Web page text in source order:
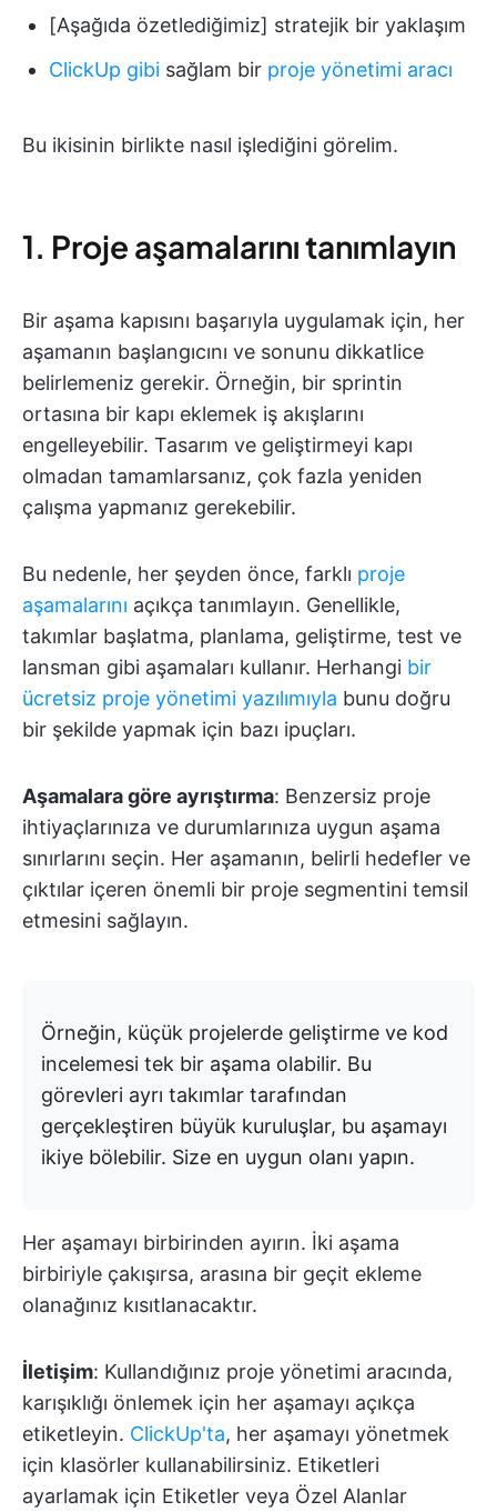
[Aşağıda özetlediğimiz] stratejik bir yaklaşım
ClickUp gibi sağlam bir proje yönetimi aracı
Bu ikisinin birlikte nasıl işlediğini görelim.
1. Proje aşamalarını tanımlayın
Bir aşama kapısını başarıyla uygulamak için, her
aşamanın başlangıcını ve sonunu dikkatlice
belirlemeniz gerekir. Örneğin, bir sprintin
ortasına bir kapı eklemek iş akışlarını
engelleyebilir. Tasarım ve geliştirmeyi kapı
olmadan tamamlarsanız, çok fazla yeniden
çalışma yapmanız gerekebilir.
Bu nedenle, her şeyden önce, farklı proje
aşamalarını açıkça tanımlayın. Genellikle,
takımlar başlatma, planlama, geliştirme, test ve
lansman gibi aşamaları kullanır. Herhangi bir
ücretsiz proje yönetimi yazılımıyla bunu doğru
bir şekilde yapmak için bazı ipuçları.
Aşamalara göre ayrıştırma: Benzersiz proje
ihtiyaçlarınıza ve durumlarınıza uygun aşama
sınırlarını seçin. Her aşamanın, belirli hedefler ve
çıktılar içeren önemli bir proje segmentini temsil
etmesini sağlayın.
Örneğin, küçük projelerde geliştirme ve kod
incelemesi tek bir aşama olabilir. Bu
görevleri ayrı takımlar tarafından
gerçekleştiren büyük kuruluşlar, bu aşamayı
ikiye bölebilir. Size en uygun olanı yapın.
Her aşamayı birbirinden ayırın. İki aşama
birbiriyle çakışırsa, arasına bir geçit ekleme
olanağınız kısıtlanacaktır.
İletişim: Kullandığınız proje yönetimi aracında,
karışıklığı önlemek için her aşamayı açıkça
etiketleyin. ClickUp'ta, her aşamayı yönetmek
için klasörler kullanabilirsiniz. Etiketleri
ayarlamak için Etiketler veya Özel Alanlar